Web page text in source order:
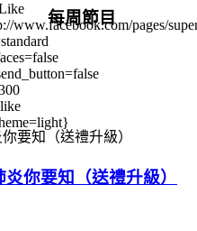
www.facebook.com/pages/
每周節目
你要知（送禮升級）